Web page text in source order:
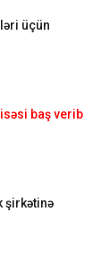
üçün
baş verib
şirkətinə